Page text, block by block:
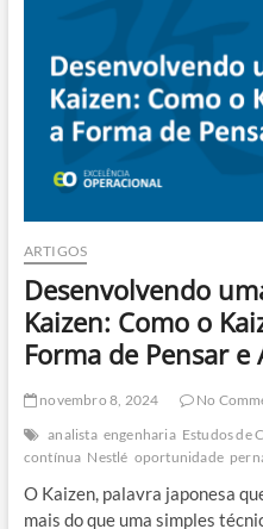
Gestão
de
Projetos
de
Contínua
na
Transformação
Organizacional
ARTIGOS
Desenvolvendo
Kaizen: Como o
Forma de Pensar e
novembro 8, 2024
No
analista engenharia Estudos de
contínua Nestlé oportunidade
O Kaizen, palavra japonesa
mais do que uma simples